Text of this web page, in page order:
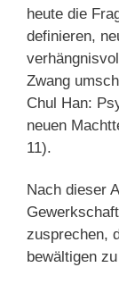
heute die
definieren,
Zwang
Chul Han:
neuen
11).
Nach dieser
zusprechen,
bewältigen